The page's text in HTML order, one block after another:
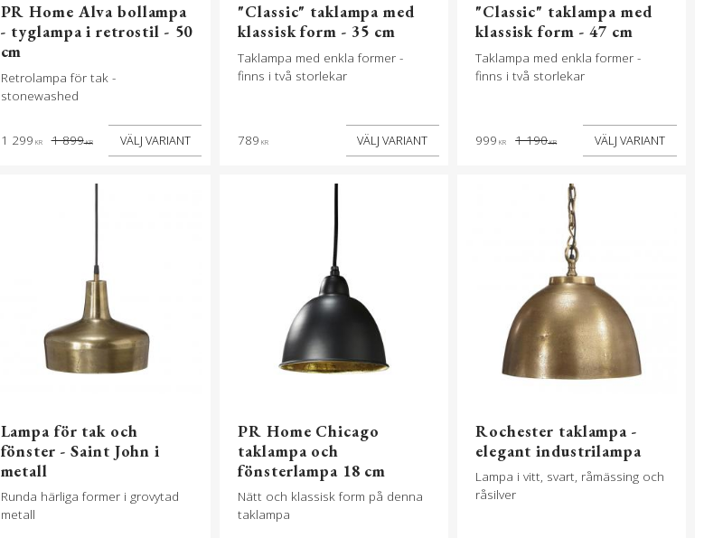
PR Home Alva bollampa
- tyglampa i retrostil - 50
cm
Retrolampa för tak -
stonewashed
1 299 KR 1 899KR
"Classic" taklampa med
klassisk form - 35 cm
Taklampa med enkla former -
finns i två storlekar
789 KR
"Classic" taklampa med
klassisk form - 47 cm
Taklampa med enkla former -
finns i två storlekar
999 KR 1 190KR
Lampa för tak och
fönster - Saint John i
metall
Runda härliga former i grovytad
metall
PR Home Chicago
taklampa och
fönsterlampa 18 cm
Nätt och klassisk form på denna
taklampa
Rochester taklampa -
elegant industrilampa
Lampa i vitt, svart, råmässing och
råsilver